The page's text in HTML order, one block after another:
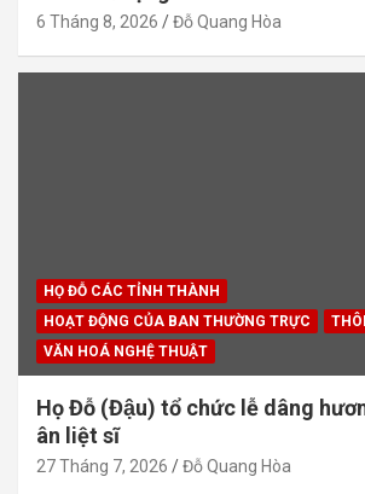
6 Tháng 8, 2026 Đỗ Quang Hòa
HỌ ĐỖ CÁC TỈNH THÀNH
HOẠT ĐỘNG CỦA BAN THƯỜNG TRỰC
VĂN HOÁ NGHỆ THUẬT
Họ Đỗ (Đậu) tổ chức lễ dâng
ân liệt sĩ
27 Tháng 7, 2026 Đỗ Quang Hòa